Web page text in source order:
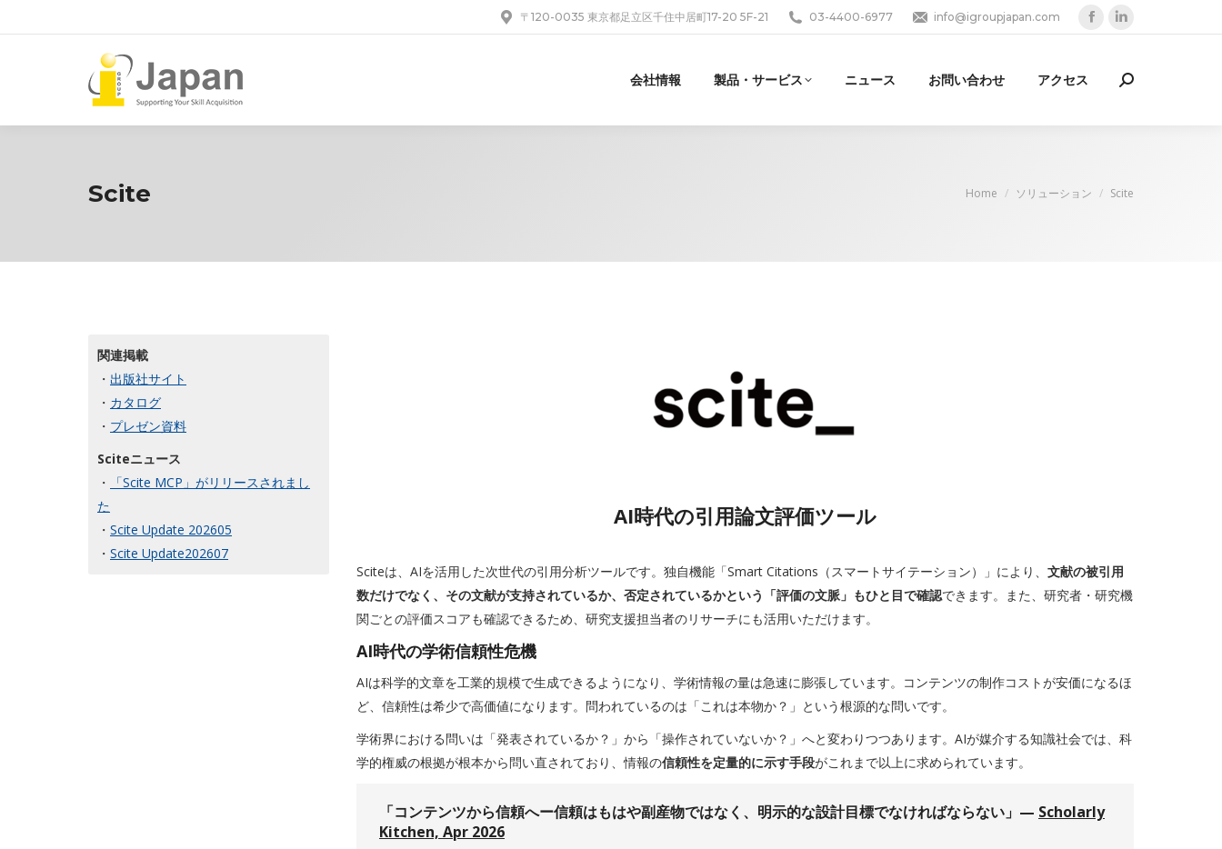
〒120-0035 東京都足立区千住中居町17-20 5F-21 03-4400-6977 info@igroupjapan.com
opensopens
会社情報 製品・サービス ニュース お問い合わせ アクセス Search:
Scite You are here:
Home ソリューション Scite
関連掲載
・ 出版社サイト
・ カタログ
・ プレゼン資料
Sciteニュース
・
「Scite MCP」がリリースされまし
た
・ Scite Update 202605
・ Scite Update202607
AI時代の引用論文評価ツール
Sciteは、AIを活用した次世代の引用分析ツールです。独自機能「Smart Citations（スマートサイテーション）」により、 文献の被引用
数だけでなく、その文献が支持されているか、否定されているかという「評価の文脈」もひと目で確認できます。また、研究者・研究機
関ごとの評価スコアも確認できるため、研究支援担当者のリサーチにも活用いただけます。
AI時代の学術信頼性危機
AIは科学的文章を工業的規模で生成できるようになり、学術情報の量は急速に膨張しています。コンテンツの制作コストが安価になるほ
ど、信頼性は希少で高価値になります。問われているのは「これは本物か？」という根源的な問いです。
学術界における問いは「発表されているか？」から「操作されていないか？」へと変わりつつあります。AIが媒介する知識社会では、科
学的権威の根拠が根本から問い直されており、情報の信頼性を定量的に示す手段がこれまで以上に求められています。
「コンテンツから信頼へー信頼はもはや副産物ではなく、明示的な設計目標でなければならない」— Scholarly
Kitchen, Apr 2026